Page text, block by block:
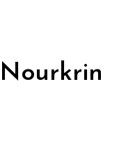
Nourkrin